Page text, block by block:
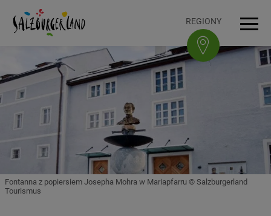
Do treściAccesskey
[0]
Do nawigacjiAccesskey
[1]
Na górę stronyAccesskey
[2]
Do stopkiAccesskey
[3] REGIONY
Fontanna z popiersiem Josepha Mohra w Mariapfarru © Salzburgerland
Tourismus